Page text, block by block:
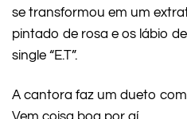
se transformou em um
pintado de rosa e os lábio
single “E.T”.
A cantora faz um dueto